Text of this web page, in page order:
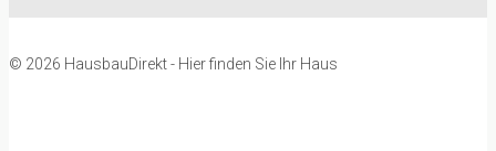
© 2026 HausbauDirekt - Hier finden Sie Ihr Haus